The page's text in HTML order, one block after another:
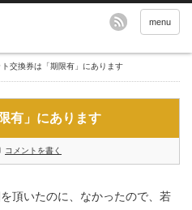
menu
ト交換券は「期限有」にあります
有」にあります
コメントを書く
頂いたのに、なかったので、若